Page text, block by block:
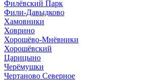
Филёвский Парк
Фили-Давыдково
Хамовники
Ховрино
Хорошёво-Мнёвники
Хорошёвский
Царицыно
Черёмушки
Чертаново Северное